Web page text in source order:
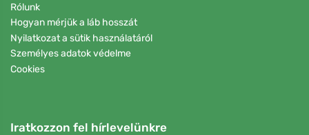
Rólunk
Hogyan mérjük a láb hosszát
Nyilatkozat a sütik használatáról
Személyes adatok védelme
Cookies
Iratkozzon fel hírlevelünkre